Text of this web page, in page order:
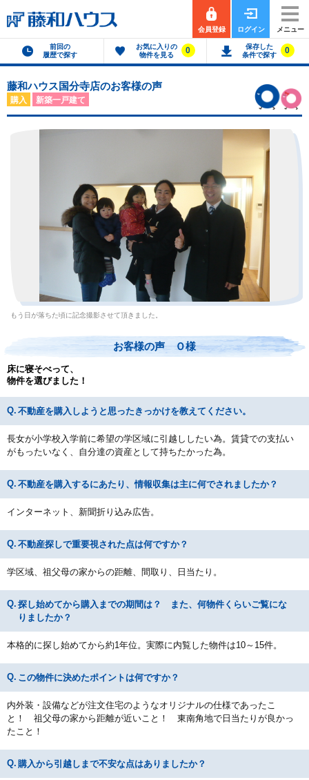
会員登録 ログイン メニュー
前回の
履歴で探す
お気に入りの
物件を見る
0
保存した
条件で探す
0
藤和ハウス国分寺店のお客様の声
購入 新築一戸建て
もう日が落ちた頃に記念撮影させて頂きました。
お客様の声 Ｏ様
床に寝そべって、
物件を選びました！
不動産を購入しようと思ったきっかけを教えてください。
長女が小学校入学前に希望の学区域に引越ししたい為。賃貸での支払い
がもったいなく、自分達の資産として持ちたかった為。
不動産を購入するにあたり、情報収集は主に何でされましたか？
インターネット、新聞折り込み広告。
不動産探しで重要視された点は何ですか？
学区域、祖父母の家からの距離、間取り、日当たり。
探し始めてから購入までの期間は？ また、何物件くらいご覧にな
りましたか？
本格的に探し始めてから約1年位。実際に内覧した物件は10～15件。
この物件に決めたポイントは何ですか？
内外装・設備などが注文住宅のようなオリジナルの仕様であったこ
と！ 祖父母の家から距離が近いこと！ 東南角地で日当たりが良かっ
たこと！
購入から引越しまで不安な点はありましたか？